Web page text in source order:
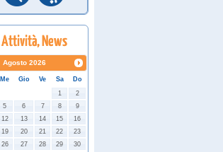
Agosto 2026
Me Gio Ve Sa
Do
1
2
5 6 7 8
9
12 13 14 15
16
19 20 21 22
23
26 27 28 29
30